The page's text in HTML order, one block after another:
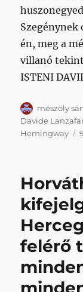
én, meg a
villanó
ISTENI
Szerző
mészöly
Davide
Hemingway
felérő